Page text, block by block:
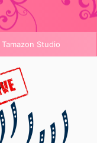
Tamazon Studio